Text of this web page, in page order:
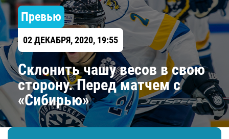
Превью
02 ДЕКАБРЯ, 2020, 19:55
​Склонить чашу весов в свою
сторону. Перед матчем с
«Сибирью»